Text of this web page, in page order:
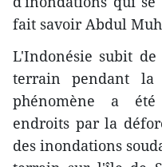
fait savoir Abdul
L'Indonésie subit
terrain pendant
phénomène a
endroits par la
des inondations